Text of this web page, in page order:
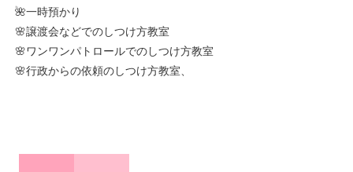
🌺一時預かり
🌸譲渡会などでのしつけ方教室
🌸ワンワンパトロールでのしつけ方教室
🌸行政からの依頼のしつけ方教室、